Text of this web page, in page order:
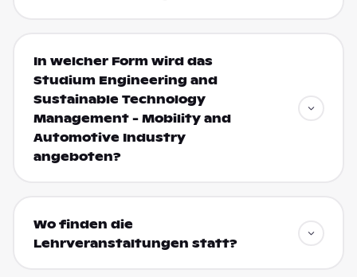
In welcher Form wird das
Studium Engineering and
Sustainable Technology
Management - Mobility and
Automotive Industry
angeboten?
Wo finden die
Lehrveranstaltungen statt?